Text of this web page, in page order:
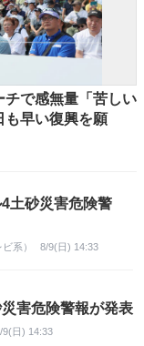
で感無量「苦しい
も早い復興を願
土砂災害危険警
系） 8/9(日) 14:33
害危険警報が発表
9(日) 14:33